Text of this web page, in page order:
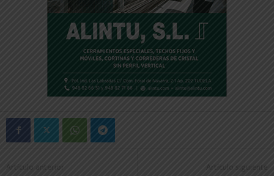
Artículo anterior Artículo siguiente